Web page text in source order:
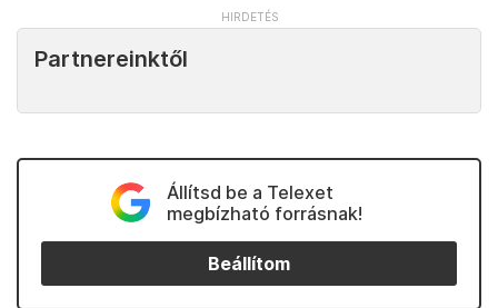
Partnereinktől
Állítsd be a Telexet
megbízható forrásnak!
Beállítom